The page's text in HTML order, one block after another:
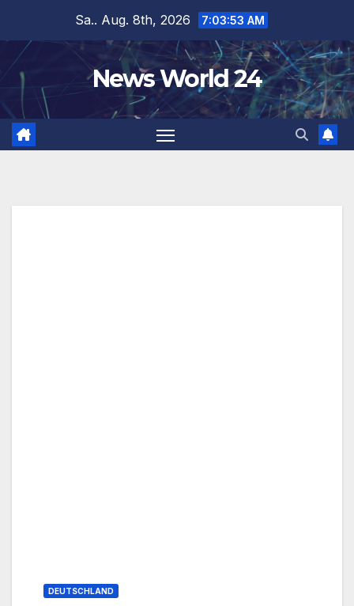
springen
Sa.. Aug. 8th, 2026 7:03:53 AM
News World 24
DEUTSCHLAND